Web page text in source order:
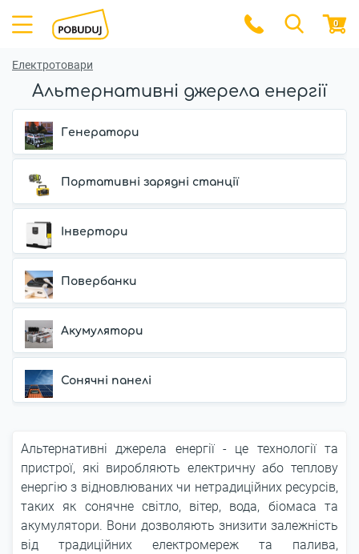
0
Електротовари
Альтернативні джерела енергії
Генератори
Портативні зарядні станції
Інвертори
Повербанки
Акумулятори
Сонячні панелі
Альтернативні джерела енергії - це технології та
пристрої, які виробляють електричну або теплову
енергію з відновлюваних чи нетрадиційних ресурсів,
таких як сонячне світло, вітер, вода, біомаса та
акумулятори. Вони дозволяють знизити залежність
від традиційних електромереж та палива,